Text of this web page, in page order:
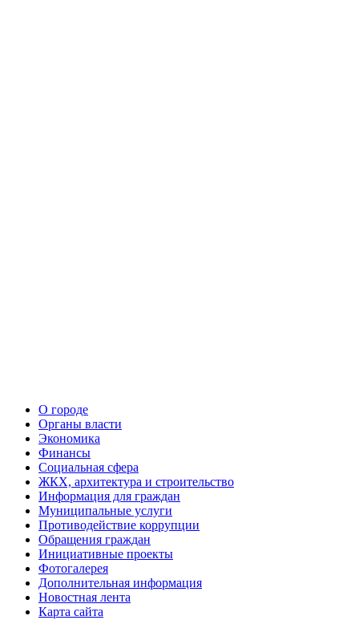
О городе
Органы власти
Экономика
Финансы
Социальная сфера
ЖКХ, архитектура и строительство
Информация для граждан
Муниципальные услуги
Противодействие коррупции
Обращения граждан
Инициативные проекты
Фотогалерея
Дополнительная информация
Новостная лента
Карта сайта